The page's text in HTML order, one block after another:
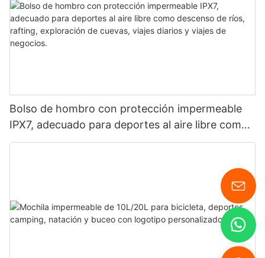
Bolso de hombro con protección impermeable
IPX7, adecuado para deportes al aire libre como
descenso de ríos, rafting, exploración de cuevas,